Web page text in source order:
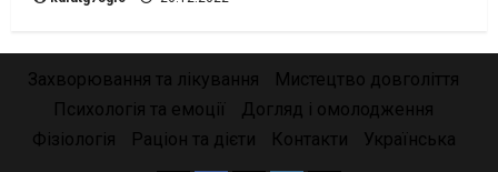
Захворювання та лікування
Мистецтво довголіття
Психологія та емоції
Догляд і омолодження
Фізіологія
Раціон та дієти Контакти Українська